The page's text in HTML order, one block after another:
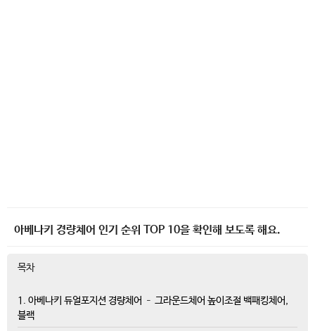
아베나키 경량체어 인기 순위 TOP 10을 확인해 보도록 해요.
목차
1. 아베나키 듀얼포지션 경량체어 – 그라운드체어 높이조절 백패킹체어,
블랙